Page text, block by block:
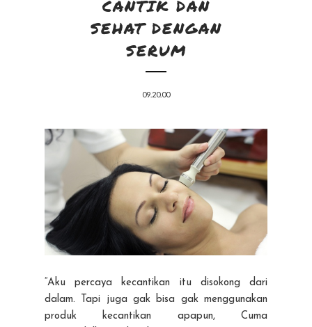
CANTIK DAN
SEHAT DENGAN
SERUM
09.20.00
“Aku percaya kecantikan itu disokong dari
dalam. Tapi juga gak bisa gak menggunakan
produk kecantikan apapun, Cuma